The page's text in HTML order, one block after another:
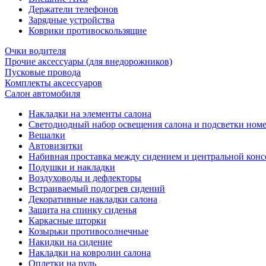
Держатели телефонов
Зарядные устройства
Коврики противоскользящие
Очки водителя
Прочие аксессуары (для внедорожников)
Пусковые провода
Комплекты аксессуаров
Салон автомобиля
Накладки на элементы салона
Светодиодный набор освещения салона и подсветки
Вешалки
Автовизитки
Набивная проставка между сидением и центральной
Подушки и накладки
Воздуховоды и дефлекторы
Встраиваемый подогрев сидений
Декоративные накладки салона
Защита на спинку сиденья
Каркасные шторки
Козырьки противосолнечные
Накидки на сидение
Накладки на ковролин салона
Оплетки на руль